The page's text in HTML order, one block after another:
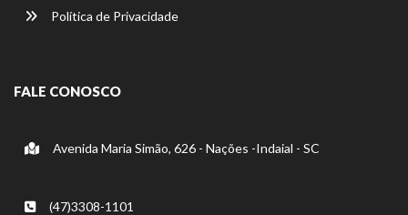
Política de Privacidade
FALE CONOSCO
Avenida Maria Simão, 626 - Nações -Indaial - SC
(47)3308-1101